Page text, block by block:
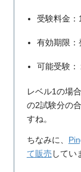
受験料金：
有効期限：
可能受験：
レベル1の場
の2試験分の
すね。
ちなみに、
て販売 してい